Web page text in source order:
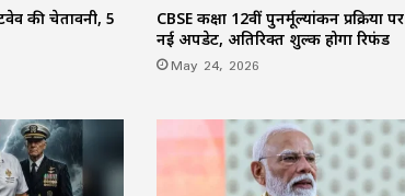
की चेतावनी, 5
CBSE कक्षा 12वीं पुनर्मूल्यांकन प्रक्रिया पर
नई अपडेट, अतिरिक्त शुल्क होगा रिफंड
May 24, 2026